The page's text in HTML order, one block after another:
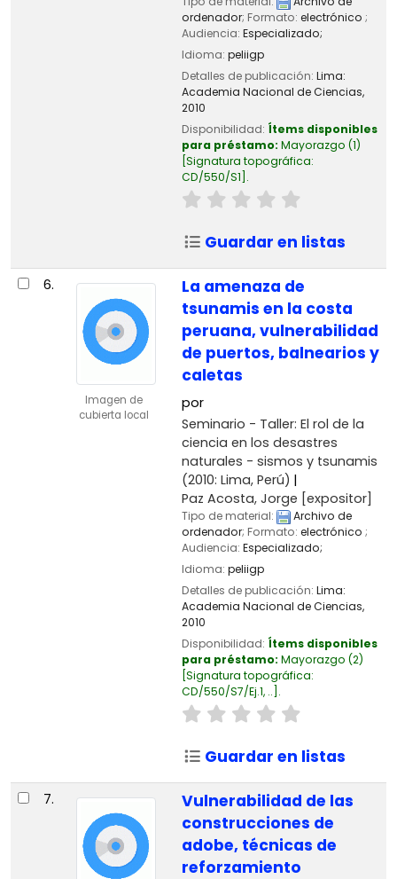
ordenador; Formato: electrónico ;
Audiencia: Especializado;
Idioma: peliigp
Detalles de publicación: Lima:
Academia Nacional de Ciencias,
2010
Disponibilidad: Ítems disponibles
para préstamo: Mayorazgo (1)
Signatura topográfica:
CD/550/S1 .
Guardar en listas
6.
Imagen de
cubierta local
La amenaza de
tsunamis en la costa
peruana, vulnerabilidad
de puertos, balnearios y
caletas
por
Seminario - Taller: El rol de la
ciencia en los desastres
naturales - sismos y tsunamis
(2010: Lima, Perú)
Paz Acosta, Jorge [expositor]
Tipo de material:
Archivo de
ordenador; Formato: electrónico ;
Audiencia: Especializado;
Idioma: peliigp
Detalles de publicación: Lima:
Academia Nacional de Ciencias,
2010
Disponibilidad: Ítems disponibles
para préstamo: Mayorazgo (2)
Signatura topográfica:
CD/550/S7/Ej.1, .. .
Guardar en listas
7.
Vulnerabilidad de las
construcciones de
adobe, técnicas de
reforzamiento